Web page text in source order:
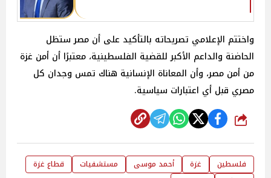
واختتم الإعلامي تصريحاته بالتأكيد على أن مصر ستظل
الحاضنة والداعم الأكبر للقضية الفلسطينية، معتبرًا أن أمن غزة
من أمن مصر، وأن المعاناة الإنسانية هناك تمس وجدان كل
مصري قبل أي اعتبارات سياسية.
شارك
فلسطين غزة أحمد موسى مستشفيات
قطاع غزة